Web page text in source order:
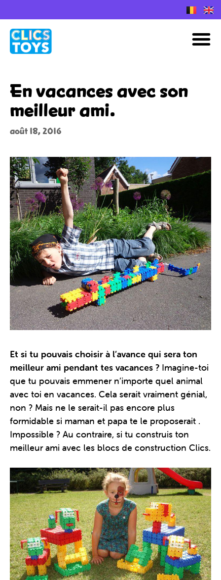
En vacances avec son
meilleur ami.
août 18, 2016
Et si tu pouvais choisir à l’avance qui sera ton
meilleur ami pendant tes vacances ? Imagine-toi
que tu pouvais emmener n’importe quel animal
avec toi en vacances. Cela serait vraiment génial,
non ? Mais ne le serait-il pas encore plus
formidable si maman et papa te le proposerait .
Impossible ? Au contraire, si tu construis ton
meilleur ami avec les blocs de construction Clics.